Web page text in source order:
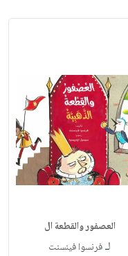
العصفور والقطعة ال
لـفرنسوا فينسنت